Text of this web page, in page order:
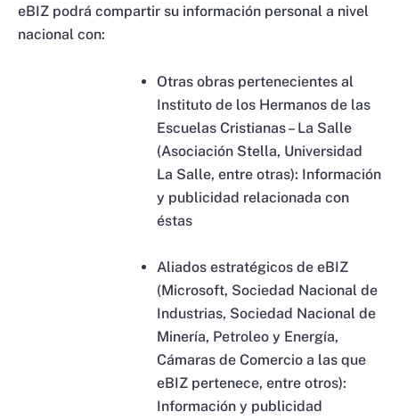
eBIZ podrá compartir su información personal a nivel
nacional con:
Otras obras pertenecientes al
Instituto de los Hermanos de las
Escuelas Cristianas – La Salle
(Asociación Stella, Universidad
La Salle, entre otras): Información
y publicidad relacionada con
éstas
Aliados estratégicos de eBIZ
(Microsoft, Sociedad Nacional de
Industrias, Sociedad Nacional de
Minería, Petroleo y Energía,
Cámaras de Comercio a las que
eBIZ pertenece, entre otros):
Información y publicidad